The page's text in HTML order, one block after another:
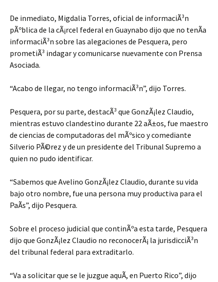
De inmediato, Migdalia Torres, oficial de informaciÃ³n
pÃºblica de la cÃ¡rcel federal en Guaynabo dijo que no tenÃ­a
informaciÃ³n sobre las alegaciones de Pesquera, pero
prometiÃ³ indagar y comunicarse nuevamente con Prensa
Asociada.
“Acabo de llegar, no tengo informaciÃ³n”, dijo Torres.
Pesquera, por su parte, destacÃ³ que GonzÃ¡lez Claudio,
mientras estuvo clandestino durante 22 aÃ±os, fue maestro
de ciencias de computadoras del mÃºsico y comediante
Silverio PÃ©rez y de un presidente del Tribunal Supremo a
quien no pudo identificar.
“Sabemos que Avelino GonzÃ¡lez Claudio, durante su vida
bajo otro nombre, fue una persona muy productiva para el
PaÃ­s”, dijo Pesquera.
Sobre el proceso judicial que continÃºa esta tarde, Pesquera
dijo que GonzÃ¡lez Claudio no reconocerÃ¡ la jurisdicciÃ³n
del tribunal federal para extraditarlo.
“Va a solicitar que se le juzgue aquÃ­, en Puerto Rico”, dijo